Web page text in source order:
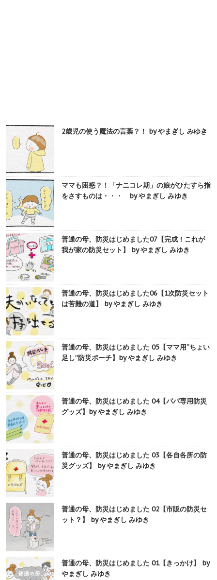
2歳児の使う魔法の言葉？！ by やまぎし みゆき
ママも困惑？！「ナニコレ期」の娘がひたすら指
をさすものは・・・ by やまぎし みゆき
普通の母、防災はじめました07【完成！これが
我が家の防災セット】 by やまぎし みゆき
普通の母、防災はじめました06【1次防災セット
は苦難の道】 by やまぎし みゆき
普通の母、防災はじめました 05【ママ用“ちょい
足し”防災ポーチ】by やまぎし みゆき
普通の母、防災はじめました 04【パパ専用防災
グッズ】by やまぎし みゆき
普通の母、防災はじめました 03【各自各所の防
災グッズ】 by やまぎし みゆき
普通の母、防災はじめました 02【市販の防災セ
ット？】 by やまぎし みゆき
普通の母、防災はじめました 01【きっかけ】 by
やまぎし みゆき